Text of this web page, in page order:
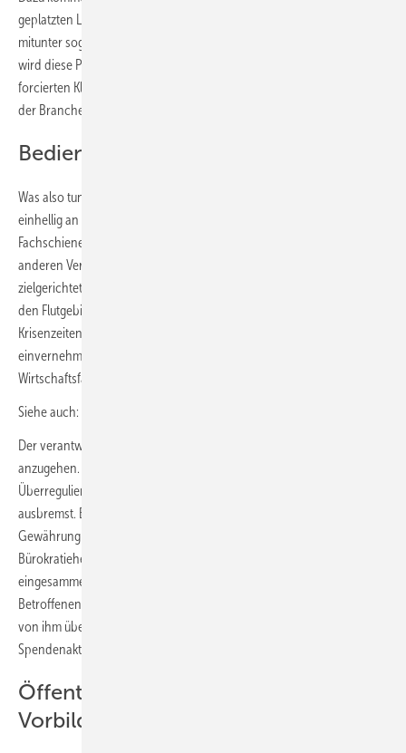
geplatzten Lieferterminzusagen zu kämpfen, muss für Einzelprodukte
mitunter sogar auf Baumärkte ausweichen. Wenn das so weitergeht,
wird diese Problematik nicht nur durchschlagen auf die politisch
forcierten Klimaschutzpläne, sondern auf Produktivität und Ansehen
der Branche insgesamt.
Bedient Eure Fachschiene zuerst!
Was also tun? Die Mitgliederversammlung des ZVSHK appelliert
einhellig an unsere Branchen- und Marktpartner: Bedient Eure
Fachschiene zuerst! Zeigt Euch solidarisch! Fahrt Eure Aktivitäten in
anderen Vertriebskanälen herunter! Liefert das verfügbare Material
zielgerichtet und bevorzugt an das SHK-Handwerk – gerade auch in
den Flutgebieten – und helft dabei, unsere Branche in diesen
Krisenzeiten gegenüber Öffentlichkeit und Politik als einen
einvernehmlich und verantwortungsbewusst agierenden
Wirtschaftsfaktor zu positionieren.
Siehe auch:
Der verantwortlichen Politik raten wir, endlich Versäumnisse
anzugehen. Die Flutkatastrophe hat deutlich gezeigt, wie bestehende
Überregulierung und Bürokratie in Deutschland schnelle Hilfe
ausbremst. Beispiele sind Antragsumfang und lange Prüfzeiten bis zur
Gewährung zugesagter staatlicher Fördermittel aber auch
Bürokratiehemmnisse, die verhindern, dass von Vereinen
eingesammelte Spendenmittel schnell und unbürokratisch
Betroffenen zugeleitet werden können. Dies hat der ZVSHK bei der
von ihm über sein Berufsförderungswerk erfolgreich initiierten
Spendenaktion selbst erfahren müssen.
Öffentliche Hand ist ein schlechtes
Vorbild